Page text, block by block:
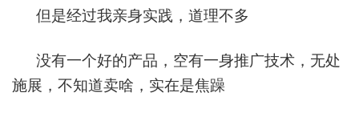
但是经过我亲身实践，道理不多
没有一个好的产品，空有一身推广技术，无处
施展，不知道卖啥，实在是焦躁